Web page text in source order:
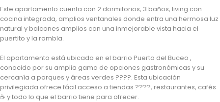
Este apartamento cuenta con 2 dormitorios, 3 baños, living con
cocina integrada, amplios ventanales donde entra una hermosa luz
natural y balcones amplios con una inmejorable vista hacia el
puertito y la rambla.
El apartamento está ubicado en el barrio Puerto del Buceo ,
conocido por su amplia gama de opciones gastronómicas y su
cercanía a parques y áreas verdes ????. Esta ubicación
privilegiada ofrece fácil acceso a tiendas ????️, restaurantes, cafés
☕️ y todo lo que el barrio tiene para ofrecer.